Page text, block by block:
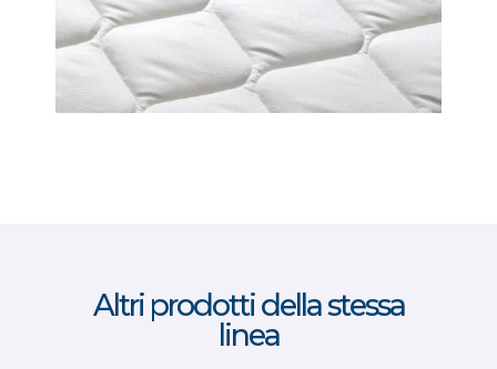
Altri prodotti della stessa
linea